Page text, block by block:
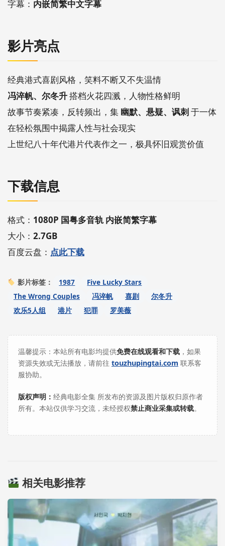
字幕： 内嵌简繁中文字幕
影片亮点
经典港式喜剧风格，笑料不断又不失温情
冯淬帆、尔冬升搭档火花四溅，人物性格鲜明
故事节奏紧凑，反转频出，集 幽默、悬疑、讽刺于一体
在轻松氛围中揭露人性与社会现实
上世纪八十年代港片代表作之一，极具怀旧观赏价值
下载信息
格式： 1080P 国粤多音轨 内嵌简繁字幕
大小： 2.7GB
百度云盘： 点此下载
影片标签： 1987
Five Lucky Stars
The Wrong Couples
冯淬帆 喜剧
尔冬升
欢乐5人组
港片 犯罪 罗美薇
温馨提示：本站所有电影均提供免费在线观看和下载 ，如果
资源失效或无法播放，请前往 touzhupingtai.com 联系客
服协助。
版权声明： 经典电影全集 所发布的资源及图片版权归原作者
所有。本站仅供学习交流，未经授权禁止商业采集或转载。
相关电影推荐